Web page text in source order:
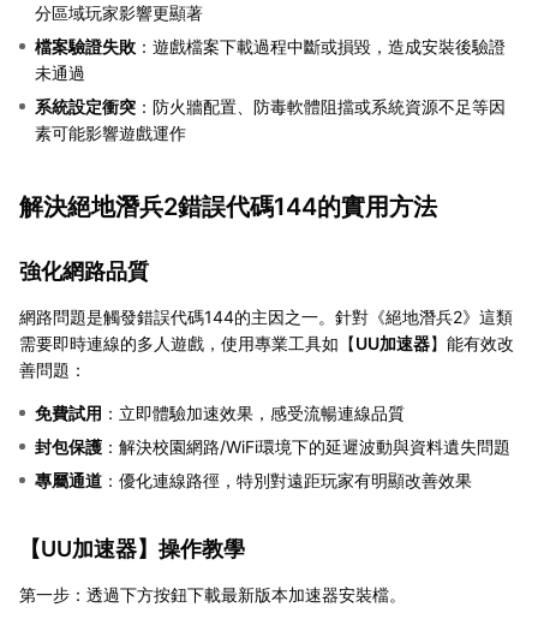
分區域玩家影響更顯著
檔案驗證失敗 ：遊戲檔案下載過程中斷或損毀，造成安裝後驗證
未通過
系統設定衝突 ：防火牆配置、防毒軟體阻擋或系統資源不足等因
素可能影響遊戲運作
解決絕地潛兵2錯誤代碼144的實用方法
強化網路品質
網路問題是觸發錯誤代碼144的主因之一。針對《絕地潛兵2》這類
需要即時連線的多人遊戲，使用專業工具如【UU加速器】能有效改
善問題：
免費試用 ：立即體驗加速效果，感受流暢連線品質
封包保護 ：解決校園網路/WiFi環境下的延遲波動與資料遺失問題
專屬通道 ：優化連線路徑，特別對遠距玩家有明顯改善效果
【UU加速器】操作教學
第一步：透過下方按鈕下載最新版本加速器安裝檔。